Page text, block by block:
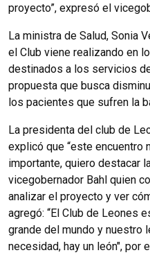
proyecto”, expresó el
La ministra de Salud, Sonia
el Club viene realizando en
destinados a los servicios
propuesta que busca
los pacientes que sufren la
La presidenta del club de
explicó que “este encuentro
importante, quiero destacar
vicegobernador Bahl quien
analizar el proyecto y ver
agregó: “El Club de Leones
grande del mundo y nuestro
necesidad, hay un león", por